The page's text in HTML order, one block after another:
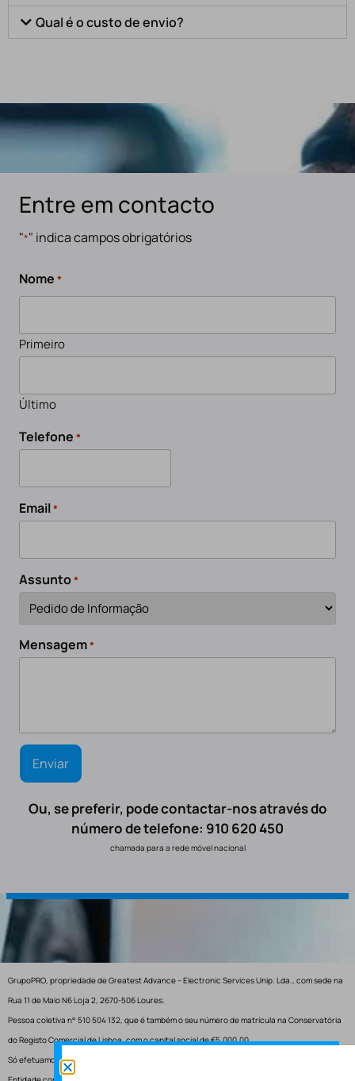
Qual é o custo de envio?
Entre em contacto
"*" indica campos obrigatórios
Nome *
Primeiro
Último
Telefone *
Email*
Assunto*
Mensagem*
Ou, se preferir, pode contactar-nos através do
número de telefone: 910 620 450
chamada para a rede móvel nacional
GrupoPRO, propriedade de Greatest Advance – Electronic Services Unip. Lda., com sede na
Rua 11 de Maio N6 Loja 2, 2670-506 Loures.
Pessoa coletiva n° 510 504 132, que é também o seu número de matrícula na Conservatória
do Registo Comercial de Lisboa, com o capital social de €5.000,00.
Só efetuamos entregas em Portugal.